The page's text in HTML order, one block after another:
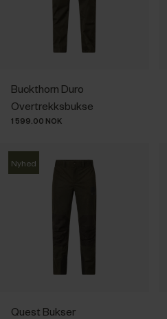
Buckthorn Duro
Overtrekksbukse
1 599.00 NOK
Nyhed
Quest Bukser